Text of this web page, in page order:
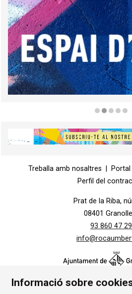
Treballa amb nosaltres
Perfil del
Prat de la Riba,
08401
93 860 47 29
Informació sobre